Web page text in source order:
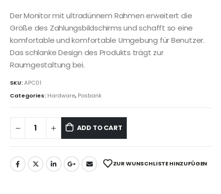
Der Monitor mit ultradünnem Rahmen erweitert die
Größe des Zahlungsbildschirms und schafft so eine
komfortable und komfortable Umgebung für Benutzer.
Das schlanke Design des Produkts trägt zur
Raumgestaltung bei.
SKU:APC01
Categories: Hardware, Posbank
ADD TO CART
ZUR WUNSCHLISTE HINZUFÜGEN